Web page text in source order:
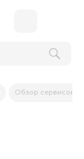
Обзор сервисов